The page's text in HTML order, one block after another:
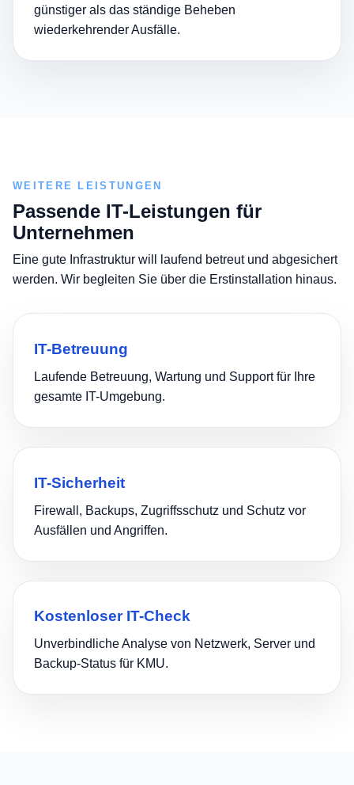
günstiger als das ständige Beheben
wiederkehrender Ausfälle.
WEITERE LEISTUNGEN
Passende IT-Leistungen für
Unternehmen
Eine gute Infrastruktur will laufend betreut und abgesichert
werden. Wir begleiten Sie über die Erstinstallation hinaus.
IT-Betreuung
Laufende Betreuung, Wartung und Support für Ihre
gesamte IT-Umgebung.
IT-Sicherheit
Firewall, Backups, Zugriffsschutz und Schutz vor
Ausfällen und Angriffen.
Kostenloser IT-Check
Unverbindliche Analyse von Netzwerk, Server und
Backup-Status für KMU.